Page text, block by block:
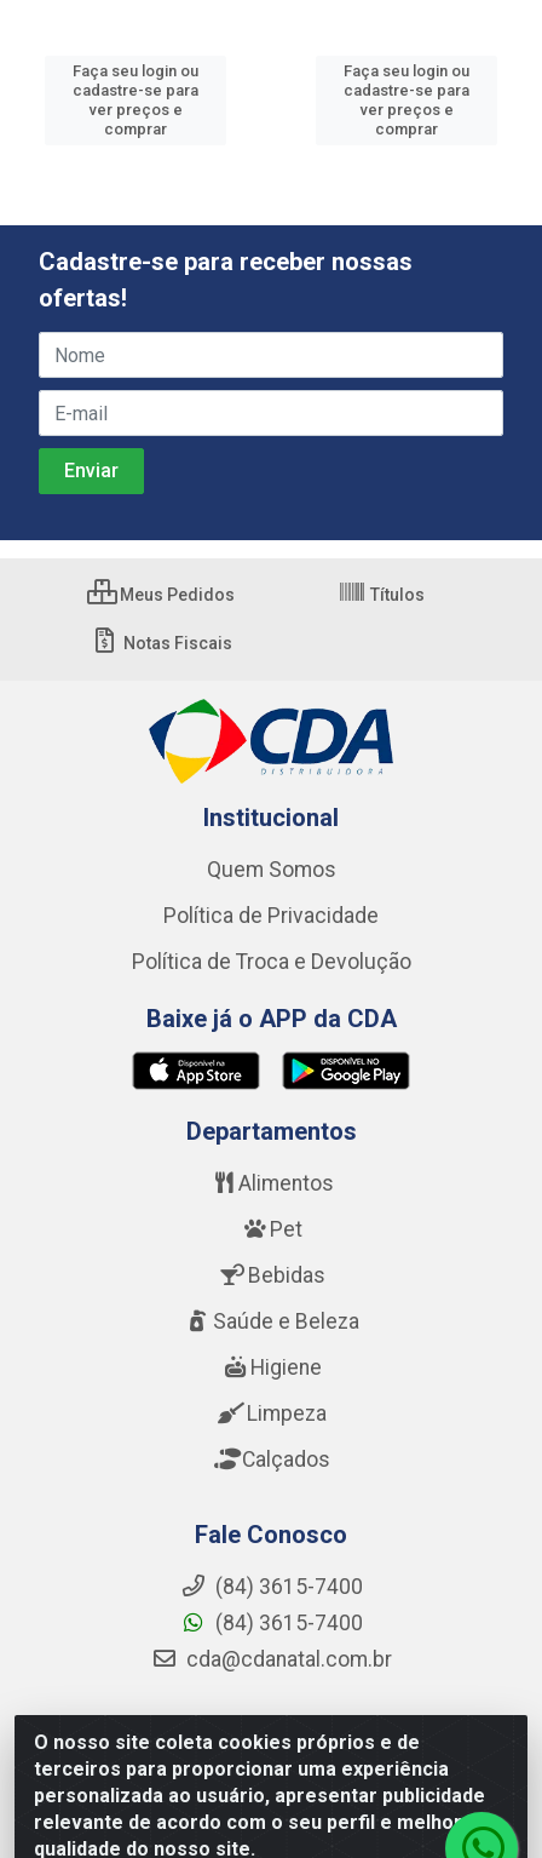
Faça seu login ou
cadastre-se para
ver preços e
comprar
Faça seu login ou
cadastre-se para
ver preços e
comprar
O nosso site coleta cookies próprios e de
terceiros para proporcionar uma experiência
personalizada ao usuário, apresentar publicidade
relevante de acordo com o seu perfil e melhorar a
qualidade do nosso site.
Cadastre-se para receber nossas
ofertas!
Meus Pedidos Títulos
Notas Fiscais
Institucional
Quem Somos
Política de Privacidade
Política de Troca e Devolução
Baixe já o APP da CDA
Departamentos
Alimentos
Pet
Bebidas
Saúde e Beleza
Higiene
Limpeza
Calçados
Fale Conosco
(84) 3615-7400
(84) 3615-7400
cda@cdanatal.com.br
CDA Distribuidora - Avenida Abel Cabral, 1090 - Nova
Parnamirim, Parnamirim/RN - CEP 59.151-250 - CNPJ
02.275.901/0001-11